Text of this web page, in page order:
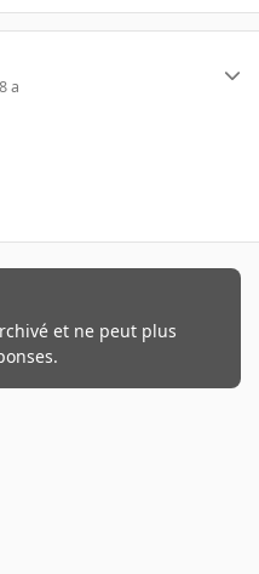
a
et ne peut plus